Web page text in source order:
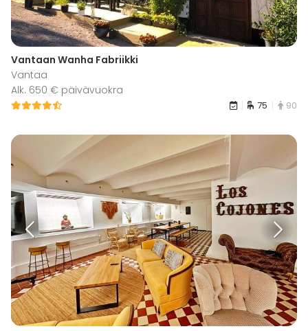
Vantaan Wanha Fabriikki
Vantaa
Alk. 650 € päivävuokra
75 90